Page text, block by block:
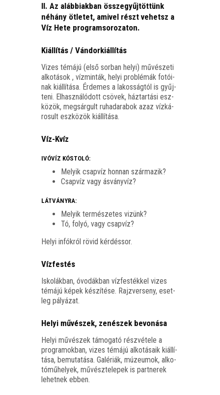
II. Az alábbiakban összegyűjtöttünk
néhány ötletet, amivel részt vehetsz a
Víz Hete programsorozaton.
Kiállítás / Vándorkiállítás
Vizes témá­jú (első sor­ban helyi) művé­sze­ti
alko­tá­sok , víz­min­ták, helyi prob­lé­mák fotó­i­
nak kiál­lí­tá­sa. Érde­mes a lakos­ság­tól is gyűj­
te­ni. Elhasz­ná­ló­dott csö­vek, ház­tar­tá­si esz­
kö­zök, meg­sár­gult ruha­da­ra­bok azaz víz­ká­
ro­sult esz­kö­zök kiállítása.
Víz-Kvíz
IVÓVÍZ KÓSTOLÓ:
Melyik csap­víz hon­nan származik?
Csap­víz vagy ásványvíz?
LÁTVÁNYRA:
Melyik ter­mé­sze­tes vizünk?
Tó, folyó, vagy csapvíz?
Helyi infók­ról rövid kérdéssor.
Vízfestés
Isko­lák­ban, óvo­dák­ban víz­fes­ték­kel vizes
témá­jú képek készí­té­se. Rajz­ver­seny, eset­
leg pályázat.
Helyi művészek, zenészek bevonása
Helyi művé­szek támo­ga­tó rész­vé­te­le a
prog­ra­mok­ban, vizes témá­jú alko­tá­sa­ik kiál­lí­
tá­sa, bemu­ta­tá­sa. Galé­ri­ák, múze­u­mok, alko­
tó­mű­he­lyek, művész­te­le­pek is part­ne­rek
lehet­nek ebben.